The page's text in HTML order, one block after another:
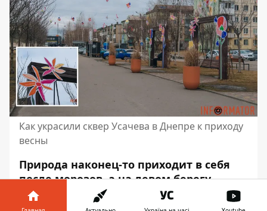
Как украсили сквер Усачева в Днепре к приходу
весны
Природа наконец-то приходит в себя
после морозов, а на левом берегу
Днепра уже появились первые
весенние краски. В сквере имени